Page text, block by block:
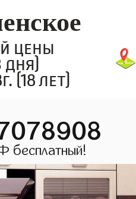
цены
дня)
(18 лет)
бесплатный!